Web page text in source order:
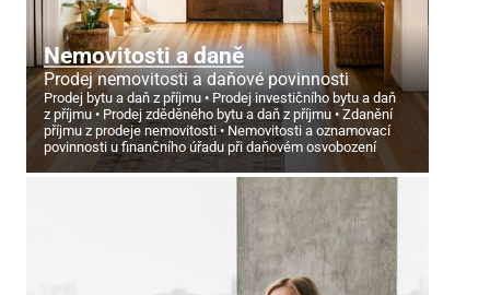
Nemovitosti a daně
Prodej nemovitosti a daňové povinnosti
Prodej bytu a daň z příjmu
Prodej investičního bytu a daň
z příjmu
Prodej zděděného bytu a daň z příjmu
Zdanění
příjmu z prodeje nemovitosti
Nemovitosti a oznamovací
povinnosti u finančního úřadu při daňovém osvobození